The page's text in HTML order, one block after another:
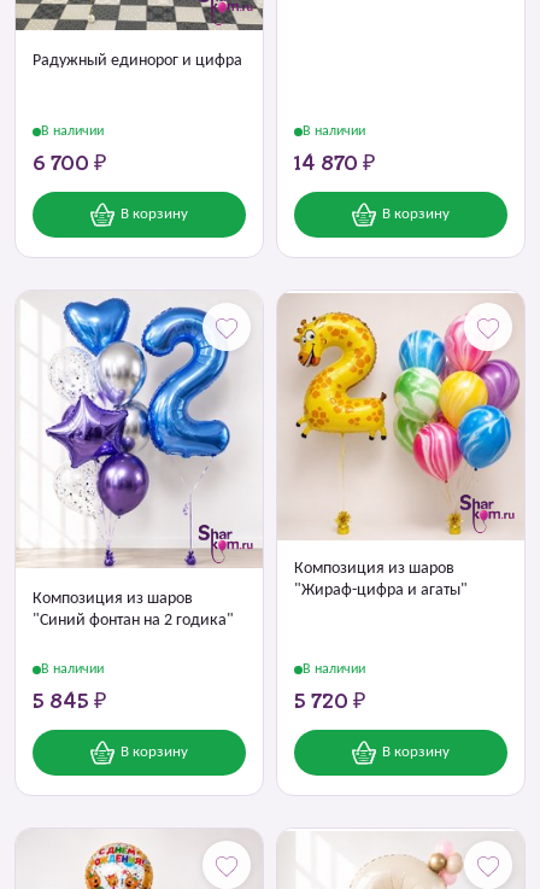
Радужный единорог и цифра
В наличии
6 700 ₽
В корзину
В наличии
14 870 ₽
В корзину
Композиция из шаров
"Синий фонтан на 2 годика"
В наличии
5 845 ₽
В корзину
Композиция из шаров
"Жираф-цифра и агаты"
В наличии
5 720 ₽
В корзину